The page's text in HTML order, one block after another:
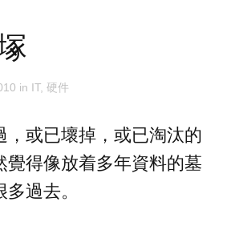
in IT, 硬件
或已壞掉，或已淘汰的
得像放着多年資料的墓
過去。